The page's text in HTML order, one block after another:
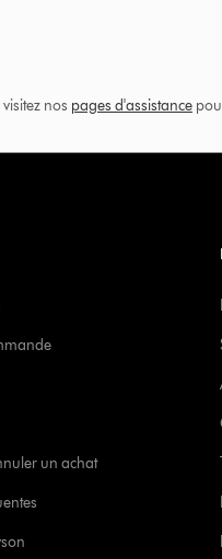
nos pages d'assistance
un achat